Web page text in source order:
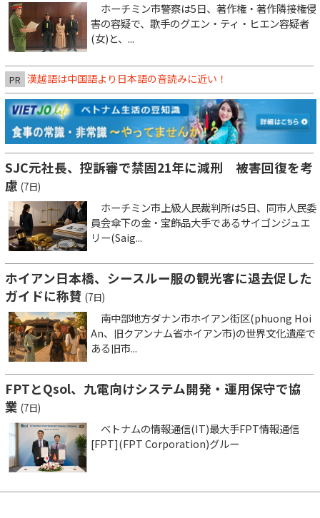
ホーチミン市警察は5日、著作権・著作隣接権侵
害の容疑で、歌手のグエン・ティ・ヒエン容疑者
(女)と、...
PR 漢越語は中国語より日本語の音読みに近い！
SJC元社長、控訴審で禁固21年に減刑 被害回復を考
慮 (7日)
ホーチミン市上級人民裁判所は5日、同市人民委
員会傘下の金・宝飾品大手であるサイゴンジュエ
リー(Saig...
ホイアン日本橋、シースルー服の観光客に退去促した
ガイドに称賛 (7日)
南中部地方ダナン市ホイアン街区(phuong Hoi
An、旧クアンナム省ホイアン市)の世界文化遺産で
ある旧市...
FPTとQsol、九電向けシステム開発・運用保守で協
業 (7日)
ベトナムの情報通信(IT)最大手FPT情報通信
[FPT](FPT Corporation)グルー